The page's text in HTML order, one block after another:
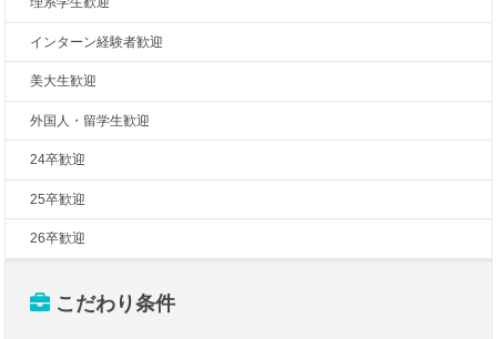
インターン経験者歓迎
美大生歓迎
外国人・留学生歓迎
24卒歓迎
25卒歓迎
26卒歓迎
こだわり条件